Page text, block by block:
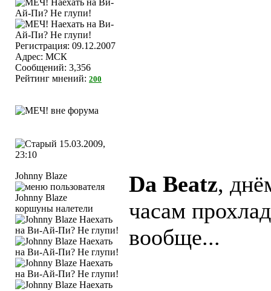
Регистрация: 09.12.2007
Адрес: МСК
Сообщений: 3,356
Рейтинг мнений: 200
15.03.2009,
23:10
Johnny Blaze
коршуны налетели
Da Beatz,
часам
вообще...